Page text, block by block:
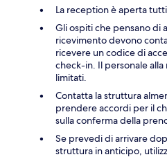
La reception è aperta
Gli ospiti che pensano di
ricevimento devono
ricevere un codice di
check-in. Il personale
limitati.
Contatta la struttura
prendere accordi per il
sulla conferma della
Se prevedi di arrivare
struttura in anticipo,